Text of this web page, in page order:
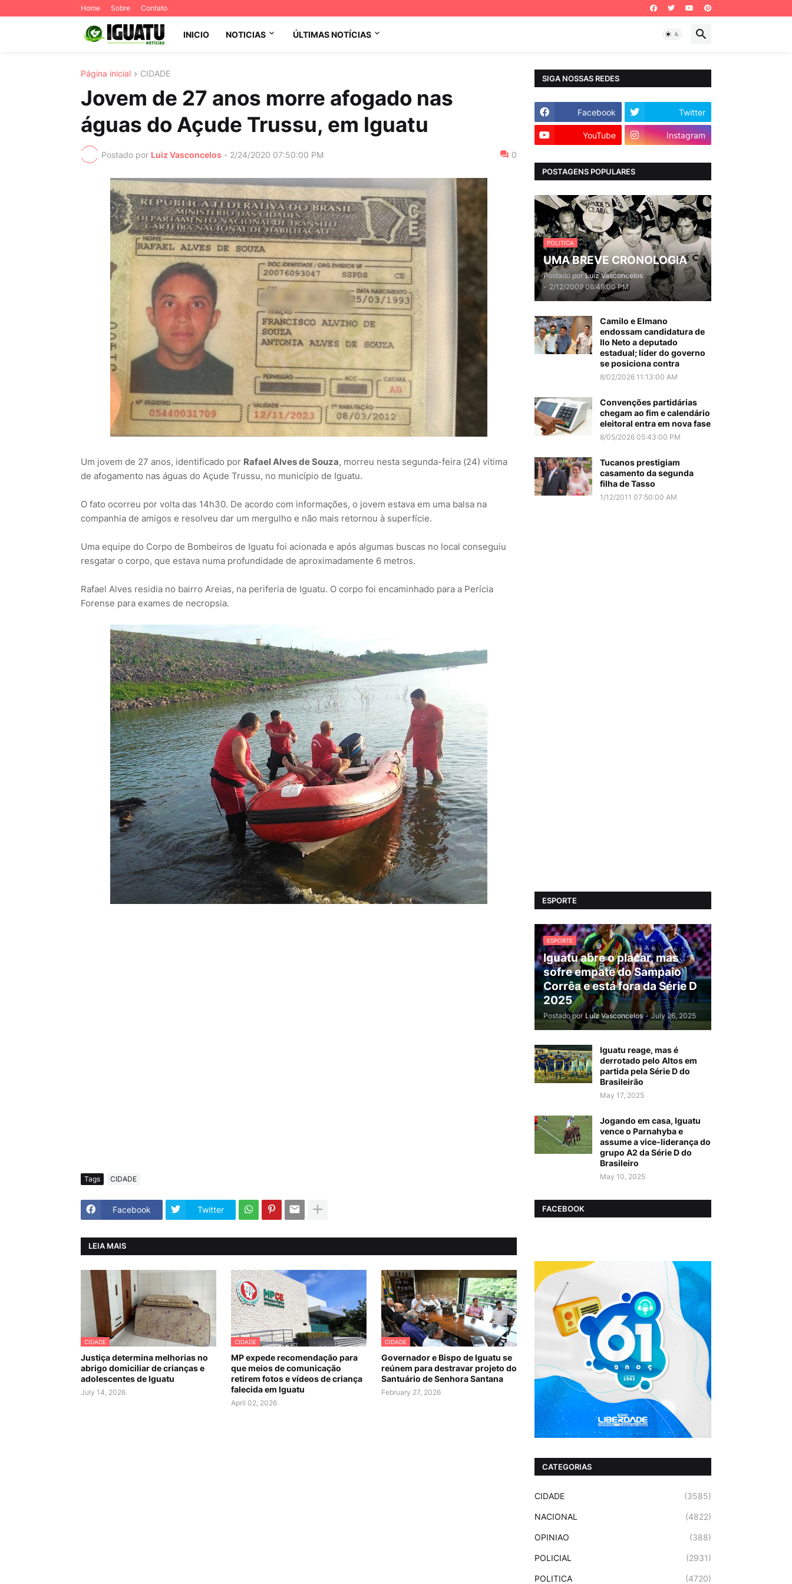
Home Sobre Contato
INICIO NOTICIAS ÚLTIMAS NOTÍCIAS
Página inicial CIDADE
Jovem de 27 anos morre afogado nas
águas do Açude Trussu, em Iguatu
Postado por Luiz Vasconcelos - 2/24/2020 07:50:00 PM 0
Um jovem de 27 anos, identificado por Rafael Alves de Souza, morreu nesta segunda-feira (24) vítima
de afogamento nas águas do Açude Trussu, no município de Iguatu.
O fato ocorreu por volta das 14h30. De acordo com informações, o jovem estava em uma balsa na
companhia de amigos e resolveu dar um mergulho e não mais retornou à superfície.
Uma equipe do Corpo de Bombeiros de Iguatu foi acionada e após algumas buscas no local conseguiu
resgatar o corpo, que estava numa profundidade de aproximadamente 6 metros.
Rafael Alves residia no bairro Areias, na periferia de Iguatu. O corpo foi encaminhado para a Perícia
Forense para exames de necropsia.
Tags CIDADE
Facebook Twitter
LEIA MAIS
CIDADE
Justiça determina melhorias no
abrigo domiciliar de crianças e
adolescentes de Iguatu
July 14, 2026
CIDADE
MP expede recomendação para
que meios de comunicação
retirem fotos e vídeos de criança
falecida em Iguatu
April 02, 2026
CIDADE
Governador e Bispo de Iguatu se
reúnem para destravar projeto do
Santuário de Senhora Santana
February 27, 2026
SIGA NOSSAS REDES
Facebook Twitter
YouTube Instagram
POSTAGENS POPULARES
POLITICA
UMA BREVE CRONOLOGIA
Postado por Luiz Vasconcelos
- 2/12/2009 06:49:00 PM
Camilo e Elmano
endossam candidatura de
Ilo Neto a deputado
estadual; líder do governo
se posiciona contra
8/02/2026 11:13:00 AM
Convenções partidárias
chegam ao fim e calendário
eleitoral entra em nova fase
8/05/2026 05:43:00 PM
Tucanos prestigiam
casamento da segunda
filha de Tasso
1/12/2011 07:50:00 AM
ESPORTE
ESPORTE
Iguatu abre o placar, mas
sofre empate do Sampaio
Corrêa e está fora da Série D
2025
Postado por Luiz Vasconcelos - July 26, 2025
Iguatu reage, mas é
derrotado pelo Altos em
partida pela Série D do
Brasileirão
May 17, 2025
Jogando em casa, Iguatu
vence o Parnahyba e
assume a vice-liderança do
grupo A2 da Série D do
Brasileiro
May 10, 2025
FACEBOOK
CATEGORIAS
CIDADE (3585)
NACIONAL (4822)
OPINIAO (388)
POLICIAL (2931)
POLITICA (4720)